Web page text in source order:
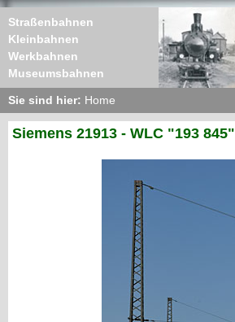
Straßenbahnen
Kleinbahnen
Werkbahnen
Museumsbahnen
Sie sind hier: Home
Siemens 21913 - WLC "193 845"